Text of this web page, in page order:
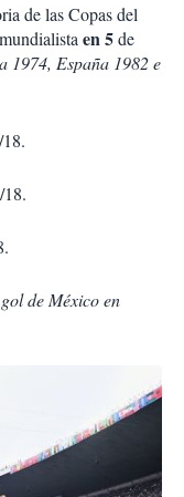
de las Copas del
en 5de
1974, España 1982 e
18.
de México en